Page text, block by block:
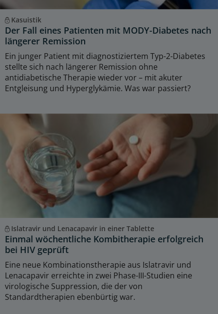
Kasuistik
Der Fall eines Patienten mit MODY-Diabetes nach
längerer Remission
Ein junger Patient mit diagnostiziertem Typ-2-Diabetes
stellte sich nach längerer Remission ohne
antidiabetische Therapie wieder vor – mit akuter
Entgleisung und Hyperglykämie. Was war passiert?
Islatravir und Lenacapavir in einer Tablette
Einmal wöchentliche Kombitherapie erfolgreich
bei HIV geprüft
Eine neue Kombinationstherapie aus Islatravir und
Lenacapavir erreichte in zwei Phase-III-Studien eine
virologische Suppression, die der von
Standardtherapien ebenbürtig war.